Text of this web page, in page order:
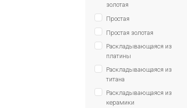
золотая
Простая
Простая золотая
Раскладывающаяся из
платины
Раскладывающаяся из
титана
Раскладывающаяся из
керамики